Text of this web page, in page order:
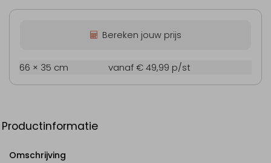
Bereken jouw prijs
66 × 35 cm vanaf € 49,99 p/st
Productinformatie
Omschrijving